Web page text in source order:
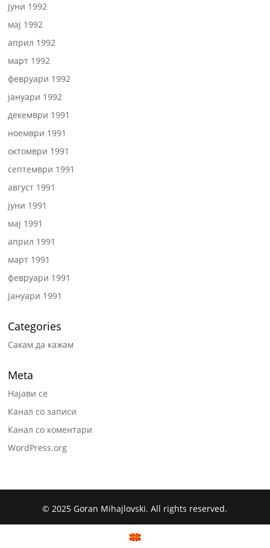
јуни 1992
мај 1992
април 1992
март 1992
февруари 1992
јануари 1992
декември 1991
ноември 1991
октомври 1991
септември 1991
август 1991
јуни 1991
мај 1991
април 1991
март 1991
февруари 1991
јануари 1991
Categories
Сакам да кажам
Meta
Најави се
Канал со записи
Канал со коментари
WordPress.org
© 2025 Goran Mihajlovski. All rights reserved.